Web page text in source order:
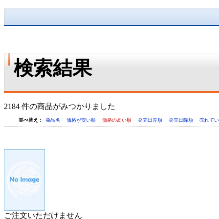
検索結果
2184 件の商品がみつかりました
並べ替え： 商品名 価格が安い順 価格の高い順 発売日昇順 発売日降順 売れて
ご注文いただけません